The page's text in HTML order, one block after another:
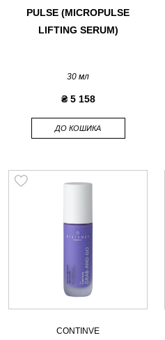
PULSE (MICROPULSE
LIFTING SERUM)
30 мл
₴ 5 158
ДО КОШИКА
CONTINVE